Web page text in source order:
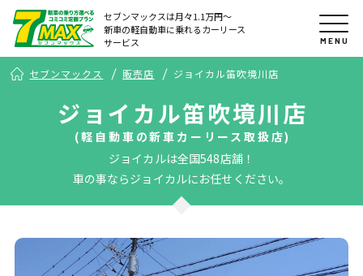
セブンマックスは月々1.1万円〜
新車の軽自動車に乗れるカーリース
サービス
MENU
セブンマックス 販売店 ジョイカル笛吹境川店
ジョイカル笛吹境川店
(軽自動車の新車カーリース取扱店)
ジョイカルは全国548店舗！
車の事ならジョイカルにお任せください。